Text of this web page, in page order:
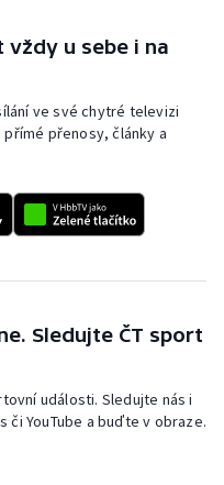
u sebe i na
ve své chytré televizi
přenosy, články a
Sledujte ČT sport
události. Sledujte nás i
či YouTube a buďte v obraze.